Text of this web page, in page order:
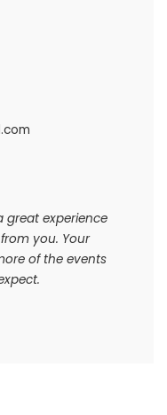
great experience
you. Your
of the events